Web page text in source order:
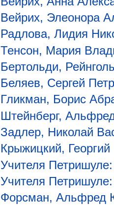
Вейрих, Элеонора
Радлова, Лидия
Тенсон, Мария
Бертольди,
Беляев, Сергей
Гликман, Борис
Штейнберг,
Задлер, Николай
Крыжицкий, Георгий
Учителя
Учителя
Форсман, Альфред